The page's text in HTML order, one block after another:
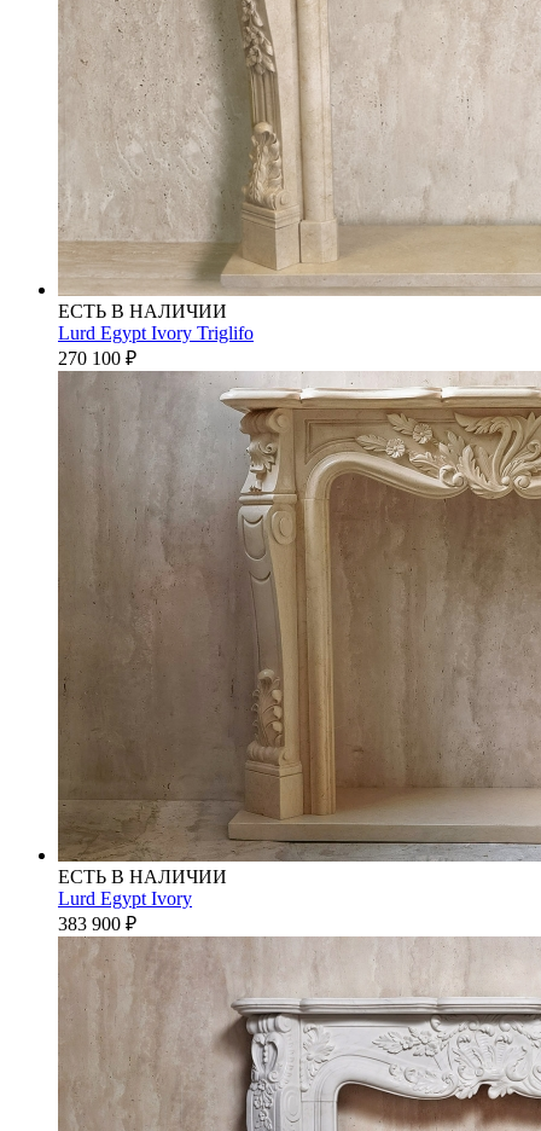
ЕСТЬ В НАЛИЧИИ
Lurd Egypt Ivory Triglifo
270 100 ₽
ЕСТЬ В НАЛИЧИИ
Lurd Egypt Ivory
383 900 ₽